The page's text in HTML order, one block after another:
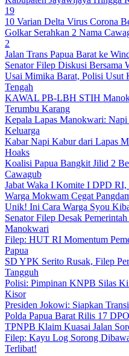
19
10 Varian Delta Virus Corona
Golkar Serahkan 2 Nama
2
Jalan Trans Papua Barat ke
Senator Filep Diskusi Bersama
Usai Mimika Barat, Polisi Usut
Tengah
KAWAL PB-LBH STIH
Terumbu Karang
Kepala Lapas Manokwari:
Keluarga
Kabar Napi Kabur dari Lapas
Hoaks
Koalisi Papua Bangkit Jilid 2
Cawagub
Jabat Waka I Komite I DPD RI,
Warga Mokwam Cegat
Unik! Ini Cara Warga Syou
Senator Filep Desak
Manokwari
Filep: HUT RI Momentum
Papua
SD YPK Serito Rusak, Filep
Tangguh
Polisi: Pimpinan KNPB Silas
Kisor
Presiden Jokowi: Siapkan
Polda Papua Barat Rilis 17
TPNPB Klaim Kuasai Jalan
Filep: Kayu Log Sorong
Terlibat!